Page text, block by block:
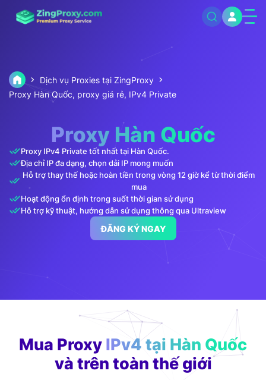
Dịch vụ Proxies tại ZingProxy
Proxy Hàn Quốc, proxy giá rẻ, IPv4 Private
Proxy Hàn Quốc
Proxy IPv4 Private tốt nhất tại Hàn Quốc.
Địa chỉ IP đa dạng, chọn dải IP mong muốn
Hỗ trợ thay thế hoặc hoàn tiền trong vòng 12 giờ kể từ thời điểm
mua
Hoạt động ổn định trong suốt thời gian sử dụng
Hỗ trợ kỹ thuật, hướng dẫn sử dụng thông qua Ultraview
ĐĂNG KÝ NGAY
Mua Proxy IPv4 tại Hàn Quốc
và trên toàn thế giới